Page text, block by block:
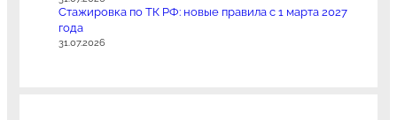
Стажировка по ТК РФ: новые правила с 1 марта 2027
года
31.07.2026